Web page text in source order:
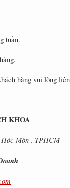
tuần.
hàng vui lòng
KHOA
Môn , TPHCM